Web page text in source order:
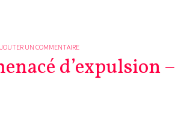
UN COMMENTAIRE
d’expulsion